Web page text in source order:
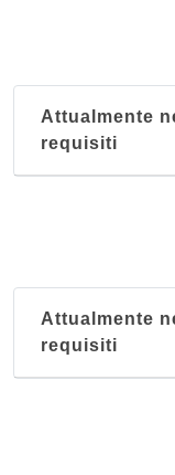
Attualmente
requisiti
Attualmente
requisiti